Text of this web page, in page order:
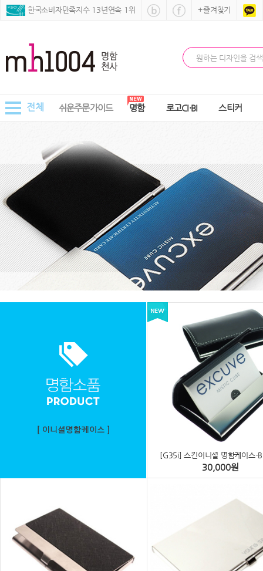
한국소비자만족지수 13년연속 1위 +즐겨찾기
전체 쉬운주문가이드 명함 로고CI·BI 스티커
[G35i] 스킨이니셜 명함케이스-
30,000원
상세보기
[G35i] 스킨이니셜 명함케
BLACK
￦
상세보기
[CX5] METAL SKIN 이니셜 명함
상세보기
￦